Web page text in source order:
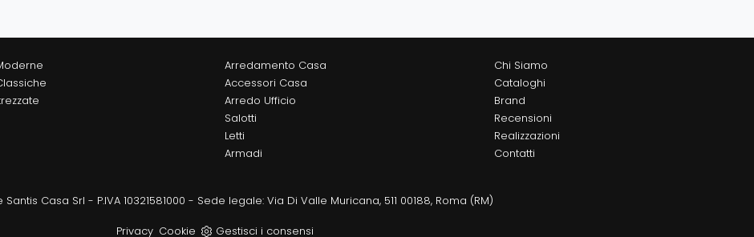
Arredamento Casa
Accessori Casa
Arredo Ufficio
Salotti
Letti
Armadi
Chi Siamo
Cataloghi
Brand
Recensioni
Realizzazioni
Contatti
Casa Srl - P.IVA 10321581000 - Sede legale: Via Di Valle Muricana, 511 00188, Roma (RM)
Privacy Cookie Gestisci i consensi